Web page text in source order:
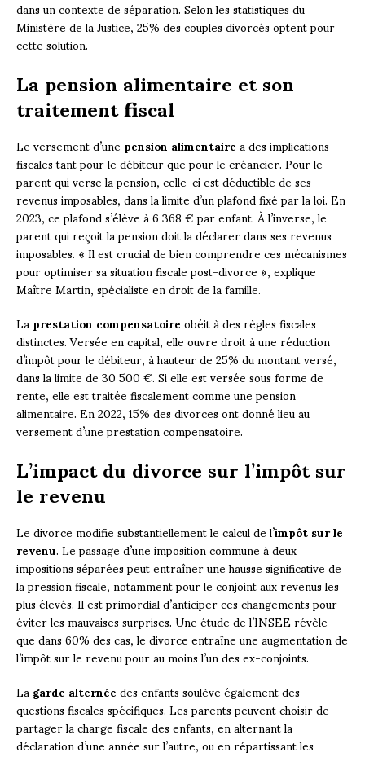
dans un contexte de séparation. Selon les statistiques du
Ministère de la Justice, 25% des couples divorcés optent pour
cette solution.
La pension alimentaire et son
traitement fiscal
Le versement d’unepension alimentairea des implications
fiscales tant pour le débiteur que pour le créancier. Pour le
parent qui verse la pension, celle-ci est déductible de ses
revenus imposables, dans la limite d’un plafond fixé par la loi. En
2023, ce plafond s’élève à 6 368 € par enfant. À l’inverse, le
parent qui reçoit la pension doit la déclarer dans ses revenus
imposables. « Il est crucial de bien comprendre ces mécanismes
pour optimiser sa situation fiscale post-divorce », explique
Maître Martin, spécialiste en droit de la famille.
Laprestation compensatoireobéit à des règles fiscales
distinctes. Versée en capital, elle ouvre droit à une réduction
d’impôt pour le débiteur, à hauteur de 25% du montant versé,
dans la limite de 30 500 €. Si elle est versée sous forme de
rente, elle est traitée fiscalement comme une pension
alimentaire. En 2022, 15% des divorces ont donné lieu au
versement d’une prestation compensatoire.
L’impact du divorce sur l’impôt sur
le revenu
Le divorce modifie substantiellement le calcul de l’impôt sur le
revenu. Le passage d’une imposition commune à deux
impositions séparées peut entraîner une hausse significative de
la pression fiscale, notamment pour le conjoint aux revenus les
plus élevés. Il est primordial d’anticiper ces changements pour
éviter les mauvaises surprises. Une étude de l’INSEE révèle
que dans 60% des cas, le divorce entraîne une augmentation de
l’impôt sur le revenu pour au moins l’un des ex-conjoints.
Lagarde alternéedes enfants soulève également des
questions fiscales spécifiques. Les parents peuvent choisir de
partager la charge fiscale des enfants, en alternant la
déclaration d’une année sur l’autre, ou en répartissant les